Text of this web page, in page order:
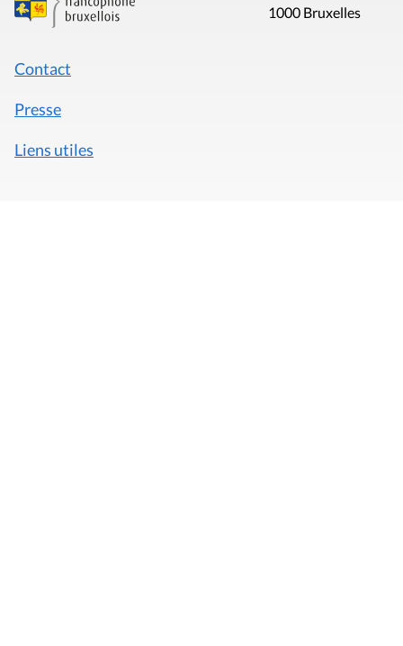
1000 Bruxelles
Contact
Presse
Liens utiles